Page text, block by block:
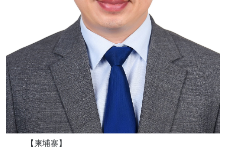
【柬埔寨】